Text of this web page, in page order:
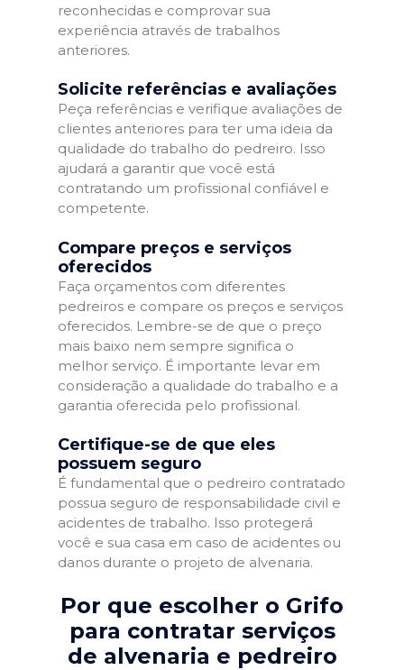
reconhecidas e comprovar sua
experiência através de trabalhos
anteriores.
Solicite referências e avaliações
Peça referências e verifique avaliações de
clientes anteriores para ter uma ideia da
qualidade do trabalho do pedreiro. Isso
ajudará a garantir que você está
contratando um profissional confiável e
competente.
Compare preços e serviços
oferecidos
Faça orçamentos com diferentes
pedreiros e compare os preços e serviços
oferecidos. Lembre-se de que o preço
mais baixo nem sempre significa o
melhor serviço. É importante levar em
consideração a qualidade do trabalho e a
garantia oferecida pelo profissional.
Certifique-se de que eles
possuem seguro
É fundamental que o pedreiro contratado
possua seguro de responsabilidade civil e
acidentes de trabalho. Isso protegerá
você e sua casa em caso de acidentes ou
danos durante o projeto de alvenaria.
Por que escolher o Grifo
para contratar serviços
de alvenaria e pedreiro